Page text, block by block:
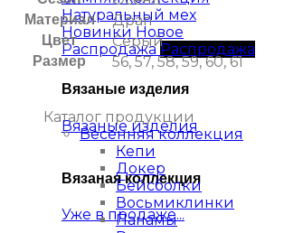
Натуральный мех
Новинки
Распродажа
Вязаные изделия
Вязаные изделия
Вязаная коллекция
Уже в продаже...
Материал Драп
Цвет Серый
Размер 56, 57, 58, 59, 60, 61
Каталог продукции
Весенняя коллекция
Кепи
Докер
Бейсболки
Восьмиклинки
Панамы